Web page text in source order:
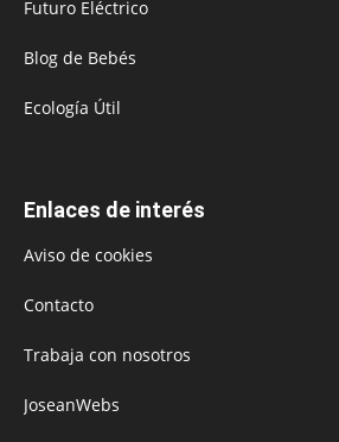
Futuro Eléctrico
Blog de Bebés
Ecología Útil
Enlaces de interés
Aviso de cookies
Contacto
Trabaja con nosotros
JoseanWebs